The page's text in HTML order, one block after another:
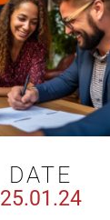
DATE
25.01.24